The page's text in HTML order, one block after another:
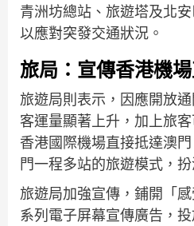
青洲坊總站、旅遊塔及北
以應對突發交通狀況。
旅局：宣傳香港機
旅遊局則表示，因應開放
客運量顯著上升，加上旅
香港國際機場直接抵達澳
門一程多站的旅遊模式，
旅遊局加強宣傳，鋪開「
系列電子屏幕宣傳廣告，